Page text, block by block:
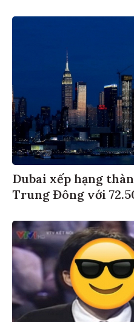
Dubai xếp hạng
Trung Đông với